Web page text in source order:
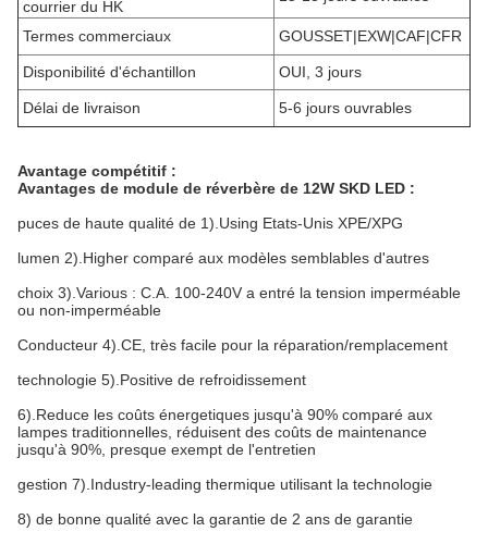
courrier du HK
Termes commerciaux GOUSSET|EXW|CAF|CFR
Disponibilité d'échantillon OUI, 3 jours
Délai de livraison 5-6 jours ouvrables
Avantage compétitif :
Avantages de module de réverbère de 12W SKD LED :
puces de haute qualité de 1).Using Etats-Unis XPE/XPG
lumen 2).Higher comparé aux modèles semblables d'autres
choix 3).Various : C.A. 100-240V a entré la tension imperméable
ou non-imperméable
Conducteur 4).CE, très facile pour la réparation/remplacement
technologie 5).Positive de refroidissement
6).Reduce les coûts énergetiques jusqu'à 90% comparé aux
lampes traditionnelles, réduisent des coûts de maintenance
jusqu'à 90%, presque exempt de l'entretien
gestion 7).Industry-leading thermique utilisant la technologie
8) de bonne qualité avec la garantie de 2 ans de garantie